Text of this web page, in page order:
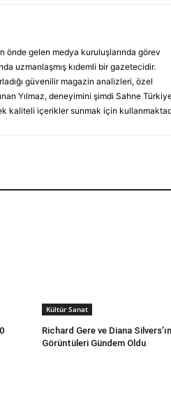
önde gelen medya kuruluşlarında görev
uzmanlaşmış kıdemli bir gazetecidir.
güvenilir magazin analizleri, özel
Yılmaz, deneyimini şimdi Sahne
kaliteli içerikler sunmak için
Kültür Sanat
Richard Gere ve Diana Silvers’ın
Görüntüleri Gündem Oldu